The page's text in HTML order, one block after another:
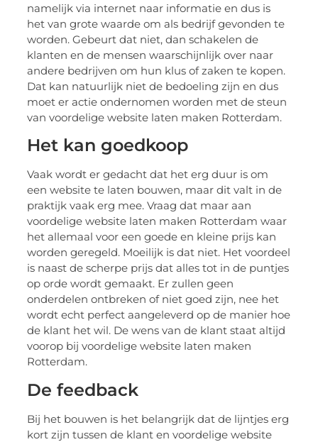
namelijk via internet naar informatie en dus is
het van grote waarde om als bedrijf gevonden te
worden. Gebeurt dat niet, dan schakelen de
klanten en de mensen waarschijnlijk over naar
andere bedrijven om hun klus of zaken te kopen.
Dat kan natuurlijk niet de bedoeling zijn en dus
moet er actie ondernomen worden met de steun
van voordelige website laten maken Rotterdam.
Het kan goedkoop
Vaak wordt er gedacht dat het erg duur is om
een website te laten bouwen, maar dit valt in de
praktijk vaak erg mee. Vraag dat maar aan
voordelige website laten maken Rotterdam waar
het allemaal voor een goede en kleine prijs kan
worden geregeld. Moeilijk is dat niet. Het voordeel
is naast de scherpe prijs dat alles tot in de puntjes
op orde wordt gemaakt. Er zullen geen
onderdelen ontbreken of niet goed zijn, nee het
wordt echt perfect aangeleverd op de manier hoe
de klant het wil. De wens van de klant staat altijd
voorop bij voordelige website laten maken
Rotterdam.
De feedback
Bij het bouwen is het belangrijk dat de lijntjes erg
kort zijn tussen de klant en voordelige website